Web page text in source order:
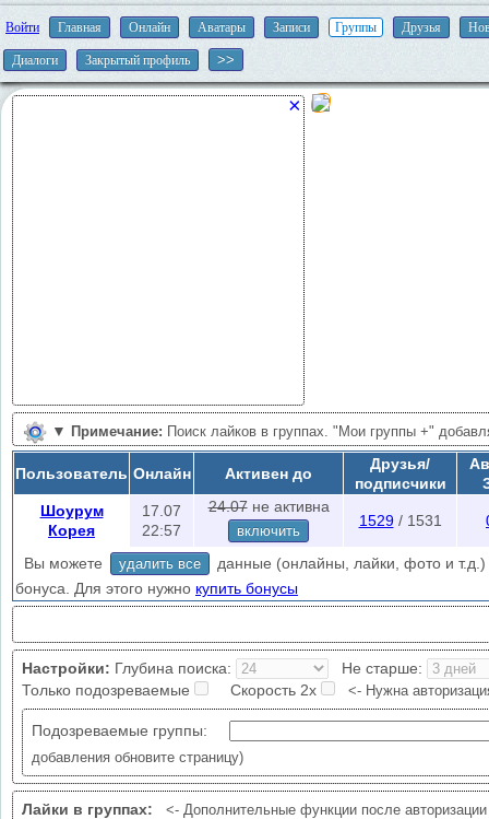
Войти Главная Онлайн Аватары Записи Группы Друзья
Диалоги Закрытый профиль
×
▼ Примечание: Поиск лайков в группах. "Мои группы +"
группы. "Скорость 2х" увеличивает скорость. Если увеличится
"2х".
Ограничения проверки
: 1/5 мин., без авторизации 1/60 мин.
ВК лимиты:
~5000 запросов, при превышении выдает ошибку "rate
повторной проверки (1-24 часа) или зайдите с другой страницы.
Авторизируйтесьчтобы уменьшить кол-во ошибок проверки (слева
нужна авторизация?
Пользователь Онлайн Активен до
Друзья/
подписчики
Шоурум
Корея
17.07
22:57
24.07не активна
включить
1529/ 1531
Вы можете удалить все
данные (онлайны, лайки, фото и т.д.)
бонуса. Для этого нужно купить бонусы
Настройки: Глубина поиска:
Не старше:
Только подозреваемые
Скорость 2х <- Нужна
Подозреваемые группы:
добавления обновите страницу)
Лайки в группах: <- Дополнительные функции после авторизации